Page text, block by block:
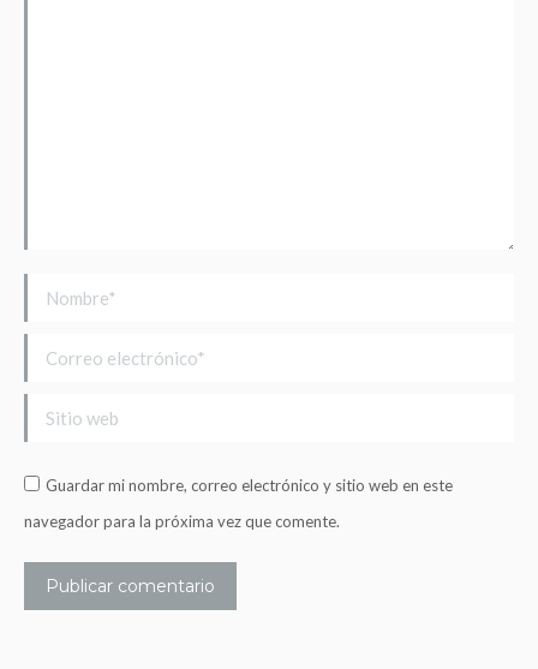
Nombre *
Correo electrónico *
Sitio web
Guardar mi nombre, correo electrónico y sitio web en este
navegador para la próxima vez que comente.
Publicar comentario